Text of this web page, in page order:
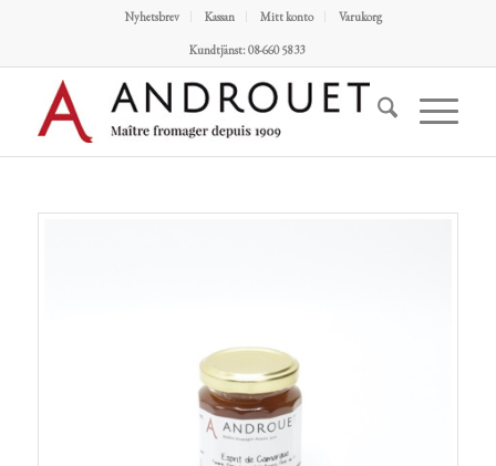
Nyhetsbrev Kassan Mitt konto Varukorg
Kundtjänst: 08-660 58 33